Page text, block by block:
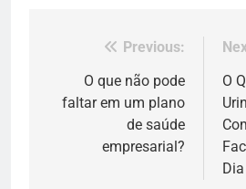
Navegação
Previous:
O que não pode
faltar em um plano
de saúde
empresarial?
O
Dia